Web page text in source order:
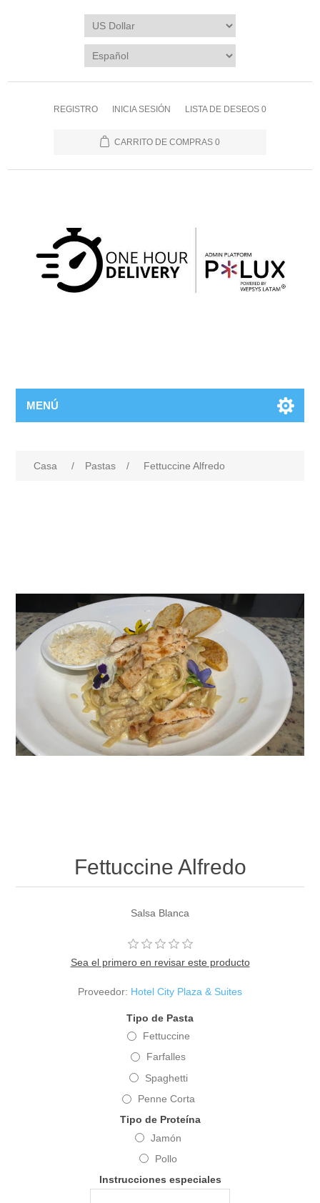
REGISTRO INICIA SESIÓN LISTA DE DESEOS 0
CARRITO DE COMPRAS 0
MENÚ
Casa / Pastas / Fettuccine Alfredo
Fettuccine Alfredo
Salsa Blanca
Sea el primero en revisar este producto
Proveedor: Hotel City Plaza & Suites
Tipo de Pasta
Fettuccine
Farfalles
Spaghetti
Penne Corta
Tipo de Proteína
Jamón
Pollo
Instrucciones especiales